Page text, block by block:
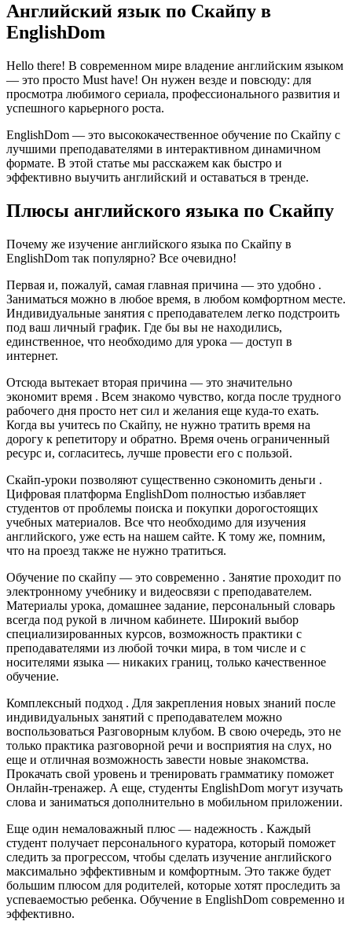
Английский язык по Скайпу в
EnglishDom
Hello there! В современном мире владение английским языком
— это просто Must have! Он нужен везде и повсюду: для
просмотра любимого сериала, профессионального развития и
успешного карьерного роста.
EnglishDom — это высококачественное обучение по Скайпу с
лучшими преподавателями в интерактивном динамичном
формате. В этой статье мы расскажем как быстро и
эффективно выучить английский и оставаться в тренде.
Плюсы английского языка по Скайпу
Почему же изучение английского языка по Скайпу в
EnglishDom так популярно? Все очевидно!
Первая и, пожалуй, самая главная причина — это удобно .
Заниматься можно в любое время, в любом комфортном месте.
Индивидуальные занятия с преподавателем легко подстроить
под ваш личный график. Где бы вы не находились,
единственное, что необходимо для урока — доступ в
интернет.
Отсюда вытекает вторая причина — это значительно
экономит время . Всем знакомо чувство, когда после трудного
рабочего дня просто нет сил и желания еще куда-то ехать.
Когда вы учитесь по Скайпу, не нужно тратить время на
дорогу к репетитору и обратно. Время очень ограниченный
ресурс и, согласитесь, лучше провести его с пользой.
Скайп-уроки позволяют существенно сэкономить деньги .
Цифровая платформа EnglishDom полностью избавляет
студентов от проблемы поиска и покупки дорогостоящих
учебных материалов. Все что необходимо для изучения
английского, уже есть на нашем сайте. К тому же, помним,
что на проезд также не нужно тратиться.
Обучение по скайпу — это современно . Занятие проходит по
электронному учебнику и видеосвязи с преподавателем.
Материалы урока, домашнее задание, персональный словарь
всегда под рукой в личном кабинете. Широкий выбор
специализированных курсов, возможность практики с
преподавателями из любой точки мира, в том числе и с
носителями языка — никаких границ, только качественное
обучение.
Комплексный подход . Для закрепления новых знаний после
индивидуальных занятий с преподавателем можно
воспользоваться Разговорным клубом. В свою очередь, это не
только практика разговорной речи и восприятия на слух, но
еще и отличная возможность завести новые знакомства.
Прокачать свой уровень и тренировать грамматику поможет
Онлайн-тренажер. А еще, студенты EnglishDom могут изучать
слова и заниматься дополнительно в мобильном приложении.
Еще один немаловажный плюс — надежность . Каждый
студент получает персонального куратора, который поможет
следить за прогрессом, чтобы сделать изучение английского
максимально эффективным и комфортным. Это также будет
большим плюсом для родителей, которые хотят проследить за
успеваемостью ребенка. Обучение в EnglishDom современно и
эффективно.